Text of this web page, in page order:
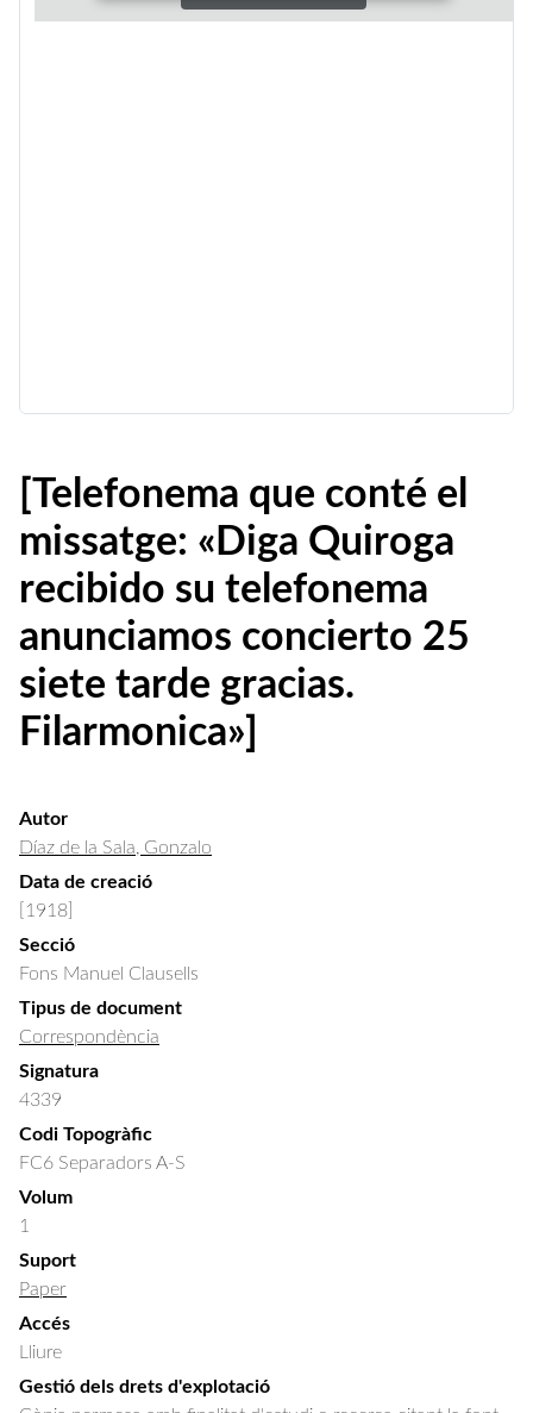
[Telefonema que conté el
missatge: «Diga Quiroga
recibido su telefonema
anunciamos concierto 25
siete tarde gracias.
Filarmonica»]
Autor
Díaz de la Sala, Gonzalo
Data de creació
[1918]
Secció
Fons Manuel Clausells
Tipus de document
Correspondència
Signatura
4339
Codi Topogràfic
FC6 Separadors A-S
Volum
1
Suport
Paper
Accés
Lliure
Gestió dels drets d'explotació